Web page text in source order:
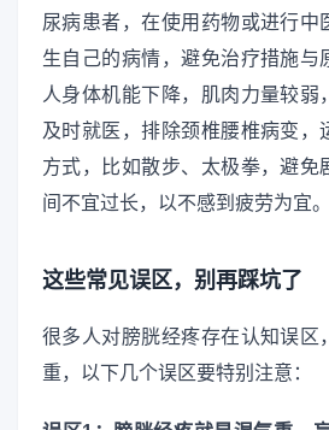
尿病患者，在使用药物或进行中
生自己的病情，避免治疗措施与
人身体机能下降，肌肉力量较弱
及时就医，排除颈椎腰椎病变，
方式，比如散步、太极拳，避免
间不宜过长，以不感到疲劳为宜。
这些常见误区，别再踩坑了
很多人对膀胱经疼存在认知误区
重，以下几个误区要特别注意：